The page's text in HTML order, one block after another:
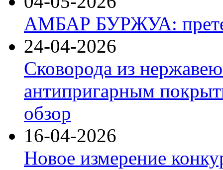
АМБАР БУРЖУА:
24-04-2026
Сковорода из
антипригарным
обзор
16-04-2026
Новое измерение